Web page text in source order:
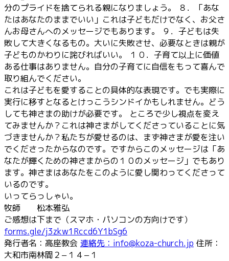
分のプライドを捨てられる親になりましょう。 ８．「あな
たはあなたのままでいい」これは子どもだけでなく、お父さ
んお母さんへのメッセージでもあります。 ９．子どもは失
敗して大きくなるもの。大いに失敗させ、必要なときは親が
子どものかわりに詫びればいい。 １０．子育て以上に価値
ある仕事はありません。自分の子育てに自信をもって喜んで
取り組んでください。
これは子どもを愛することの具体的な表現です。でも実際に
実行に移すとなるとけっこうシンドイかもしれません。どう
しても神さまの助けが必要です。 ところで少し視点を変え
てみませんか？これは神さまがしてくださっていることに気
づきませんか？私たちが愛せるのは、まず神さまが愛を注い
でくださったからなのです。ですからこのメッセージは「あ
なたが輝くための神さまからの１０のメッセージ」でもあり
ます。神さまはあなたをこのように愛し関わってくださって
いるのです。
いってらっしゃい。
牧師 松本雅弘
ご感想は下まで（スマホ・パソコンの方向けです）
forms.gle/j3zkw1Rccd6Y1bSg6
発行者名：高座教会 連絡先：info@koza-church.jp 住所：
大和市南林間２−１４−１